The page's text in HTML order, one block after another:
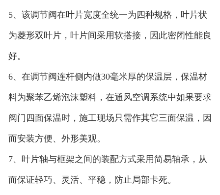
5、该调节阀在叶片宽度全统一为四种规格，叶片状
为菱形双叶片，叶片间采用软搭接，因此密闭性能良
好。
6、在调节阀连杆侧内做30毫米厚的保温层，保温材
料为聚苯乙烯泡沫塑料，在通风空调系统中如果要求
阀门四面保温时，施工现场只需作其它三面保温，因
而安装方便、外形美观。
7、叶片轴与框架之间的装配方式采用简易轴承，从
而保证轻巧、灵活、平稳，防止局部卡死。